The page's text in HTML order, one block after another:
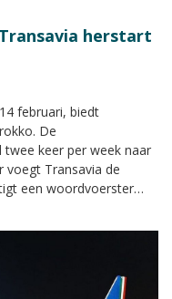
herstart
februari, biedt
De
keer per week naar
voegt Transavia de
een woordvoerster